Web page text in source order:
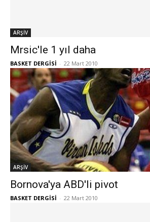
ARŞİV
Mrsic'le 1 yıl daha
BASKET DERGİSİ - 22 Mart 2010
ARŞİV
Bornova'ya ABD'li pivot
BASKET DERGİSİ - 22 Mart 2010